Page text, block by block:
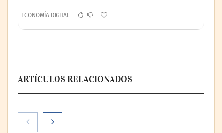
ECONOMÍA DIGITAL
ARTÍCULOS RELACIONADOS